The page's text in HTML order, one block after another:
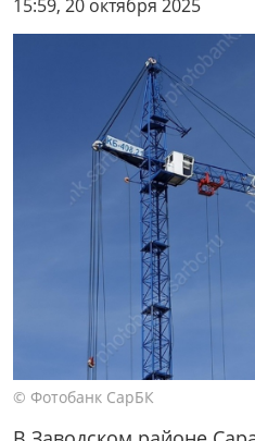
15:59, 20 октября 2025
© Фотобанк СарБК